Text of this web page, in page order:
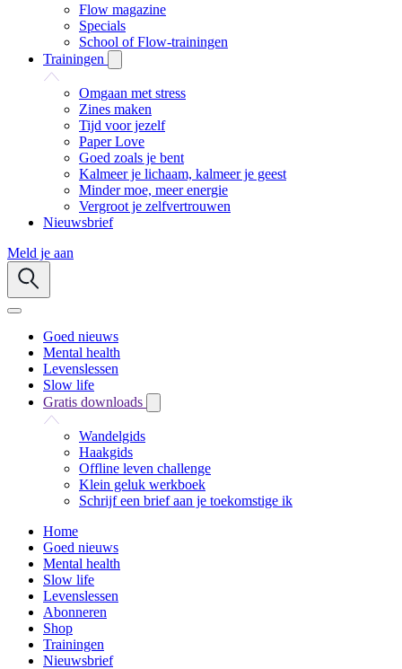
Flow magazine
Specials
School of Flow-trainingen
Trainingen
Omgaan met stress
Zines maken
Tijd voor jezelf
Paper Love
Goed zoals je bent
Kalmeer je lichaam, kalmeer je geest
Minder moe, meer energie
Vergroot je zelfvertrouwen
Nieuwsbrief
Meld je aan
Goed nieuws
Mental health
Levenslessen
Slow life
Gratis downloads
Wandelgids
Haakgids
Offline leven challenge
Klein geluk werkboek
Schrijf een brief aan je toekomstige ik
Home
Goed nieuws
Mental health
Slow life
Levenslessen
Abonneren
Shop
Trainingen
Nieuwsbrief